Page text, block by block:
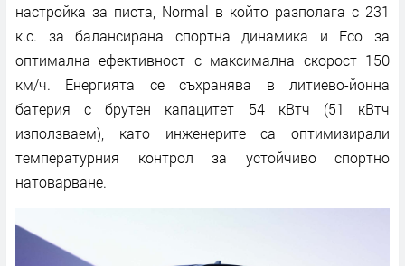
настройка за писта, Normal в който разполага с 231
к.с. за балансирана спортна динамика и Eco за
оптимална ефективност с максимална скорост 150
км/ч. Енергията се съхранява в литиево-йонна
батерия с брутен капацитет 54 кВтч (51 кВтч
използваем), като инженерите са оптимизирали
температурния контрол за устойчиво спортно
натоварване.